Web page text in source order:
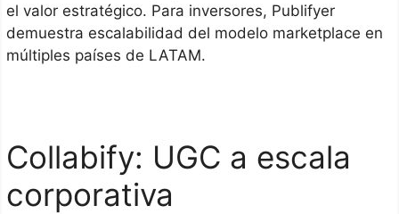
el valor estratégico. Para inversores, Publifyer
demuestra escalabilidad del modelo marketplace en
múltiples países de LATAM.
Collabify: UGC a escala
corporativa